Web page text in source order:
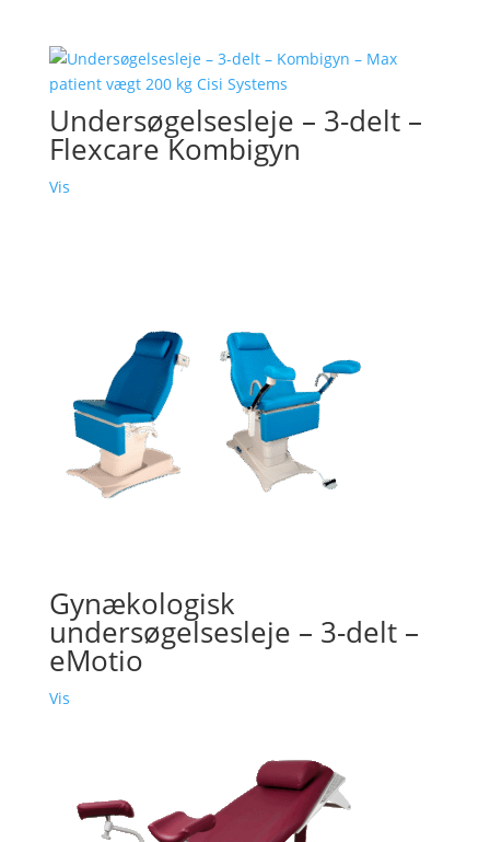
Undersøgelsesleje – 3-delt –
Flexcare Kombigyn
Vis
Gynækologisk
undersøgelsesleje – 3-delt –
eMotio
Vis